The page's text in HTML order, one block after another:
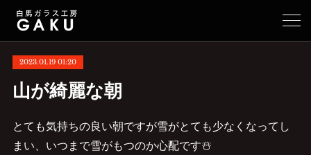
2023.01.19 01:20
山が綺麗な朝
とても気持ちの良い朝ですが雪がとても少なくなってし
まい、いつまで雪がもつのか心配です☃️